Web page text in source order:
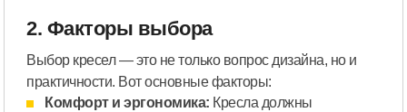
2. Факторы выбора
Выбор кресел — это не только вопрос дизайна, но и
практичности. Вот основные факторы:
Комфорт и эргономика: Кресла должны